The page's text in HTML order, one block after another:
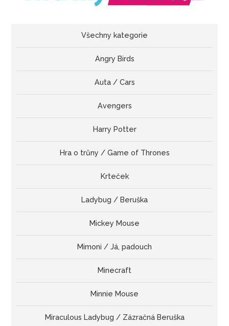
Všechny kategorie
Angry Birds
Auta / Cars
Avengers
Harry Potter
Hra o trůny / Game of Thrones
Krteček
Ladybug / Beruška
Mickey Mouse
Mimoni / Já, padouch
Minecraft
Minnie Mouse
Miraculous Ladybug / Zázračná Beruška